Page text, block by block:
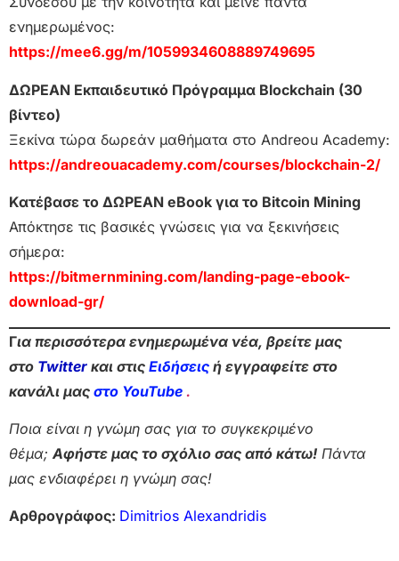
ενημερωμένος:
https://mee6.gg/m/1059934608889749695
ΔΩΡΕΑΝ Εκπαιδευτικό Πρόγραμμα Blockchain (30
βίντεο)
Ξεκίνα τώρα δωρεάν μαθήματα στο Andreou Academy:
https://andreouacademy.com/courses/blockchain-2/
Κατέβασε το ΔΩΡΕΑΝ eBook για το Bitcoin Mining
Απόκτησε τις βασικές γνώσεις για να ξεκινήσεις
σήμερα:
https://bitmernmining.com/landing-page-ebook-
download-gr/
Για περισσότερα ενημερωμένα νέα, βρείτε μας
στο Twitter και στις Ειδήσεις ή εγγραφείτε στο
κανάλι μας στο YouTube .
Ποια είναι η γνώμη σας για το συγκεκριμένο
θέμα;Αφήστε μας το σχόλιο σας από κάτω! Πάντα
μας ενδιαφέρει η γνώμη σας!
Αρθρογράφος: Dimitrios Alexandridis